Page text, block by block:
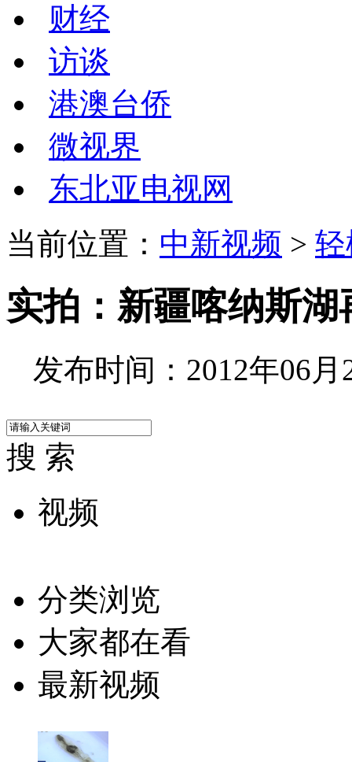
财经
访谈
港澳台侨
微视界
东北亚电视网
当前位置： 中新视频 >
实拍：新疆喀纳斯湖
发布时间：2012年06月
搜 索
视频
分类浏览
大家都在看
最新视频